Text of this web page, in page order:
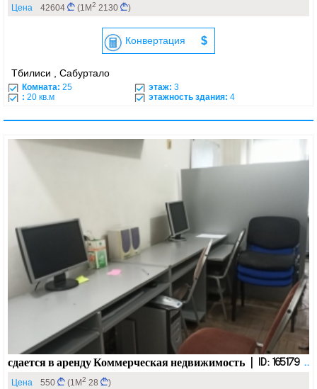
Цена 42604 (1М2 2130 )
Конвертация $
Тбилиси , Сабуртало
Комната: 25 этаж: 3
: 20 кв.м этажность здания: 4
сдается в аренду Коммерческая недвижимость | ID: 165179 ..
Цена 550 (1М2 28 )